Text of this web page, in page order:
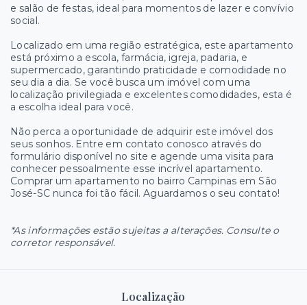
e salão de festas, ideal para momentos de lazer e convívio
social.
Localizado em uma região estratégica, este apartamento
está próximo a escola, farmácia, igreja, padaria, e
supermercado, garantindo praticidade e comodidade no
seu dia a dia. Se você busca um imóvel com uma
localização privilegiada e excelentes comodidades, esta é
a escolha ideal para você.
Não perca a oportunidade de adquirir este imóvel dos
seus sonhos. Entre em contato conosco através do
formulário disponível no site e agende uma visita para
conhecer pessoalmente esse incrível apartamento.
Comprar um apartamento no bairro Campinas em São
José-SC nunca foi tão fácil. Aguardamos o seu contato!
*As informações estão sujeitas a alterações. Consulte o
corretor responsável.
Localização